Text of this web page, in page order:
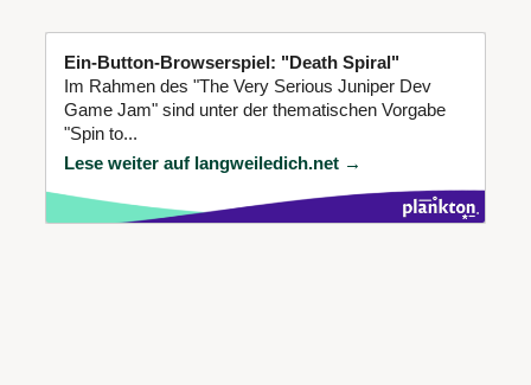
Ein-Button-Browserspiel: "Death Spiral"
Im Rahmen des "The Very Serious Juniper Dev
Game Jam" sind unter der thematischen Vorgabe
"Spin to...
Lese weiter auf langweiledich.net →